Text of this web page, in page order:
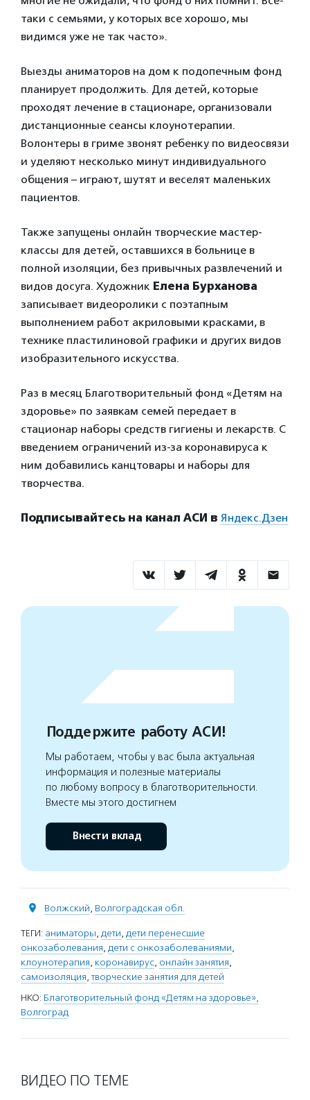
таки с семьями, у которых все хорошо, мы
видимся уже не так часто».
Выезды аниматоров на дом к подопечным фонд
планирует продолжить. Для детей, которые
проходят лечение в стационаре, организовали
дистанционные сеансы клоунотерапии.
Волонтеры в гриме звонят ребенку по видеосвязи
и уделяют несколько минут индивидуального
общения – играют, шутят и веселят маленьких
пациентов.
Также запущены онлайн творческие мастер-
классы для детей, оставшихся в больнице в
полной изоляции, без привычных развлечений и
видов досуга. Художник Елена Бурханова
записывает видеоролики с поэтапным
выполнением работ акриловыми красками, в
технике пластилиновой графики и других видов
изобразительного искусства.
Раз в месяц Благотворительный фонд «Детям на
здоровье» по заявкам семей передает в
стационар наборы средств гигиены и лекарств. С
введением ограничений из-за коронавируса к
ним добавились канцтовары и наборы для
творчества.
Подписывайтесь на канал АСИ в Яндекс.Дзен
Поддержите работу АСИ!
Мы работаем, чтобы у вас была актуальная
информация и полезные материалы
по любому вопросу в благотворительности.
Вместе мы этого достигнем
Внести вклад
Волжский, Волгоградская обл.
ТЕГИ: аниматоры, дети, дети перенесшие
онкозаболевания, дети с онкозаболеваниями,
клоунотерапия, коронавирус, онлайн занятия,
самоизоляция,творческие занятия для детей
НКО: Благотворительный фонд «Детям на здоровье»,
Волгоград
ВИДЕО ПО ТЕМЕ